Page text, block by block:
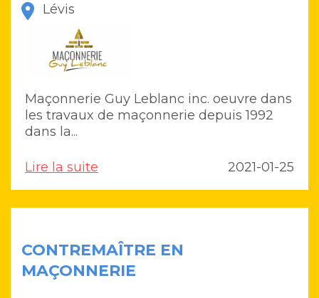
Lévis
Maçonnerie Guy Leblanc inc. oeuvre dans
les travaux de maçonnerie depuis 1992
dans la...
Lire la suite 2021-01-25
CONTREMAÎTRE EN
MAÇONNERIE